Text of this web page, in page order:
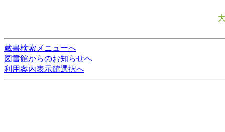
蔵書検索メニューへ
図書館からのお知らせへ
利用案内表示館選択へ